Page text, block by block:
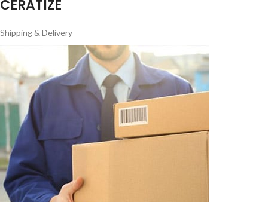
CERATIZE
Shipping & Delivery